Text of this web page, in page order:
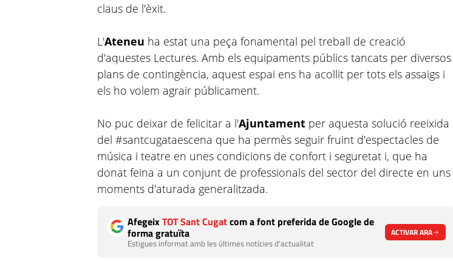
claus de l'èxit.
L'Ateneu ha estat una peça fonamental pel treball de creació
d'aquestes Lectures. Amb els equipaments públics tancats per diversos
plans de contingència, aquest espai ens ha acollit per tots els assaigs i
els ho volem agrair públicament.
No puc deixar de felicitar a l'Ajuntament per aquesta solució reeixida
del #santcugataescena que ha permès seguir fruint d'espectacles de
música i teatre en unes condicions de confort i seguretat i, que ha
donat feina a un conjunt de professionals del sector del directe en uns
moments d'aturada generalitzada.
AfegeixTOT Sant Cugatcom a font preferida de Google de
forma gratuïta
Estigues informat amb les últimes notícies d'actualitat
ACTIVAR ARA